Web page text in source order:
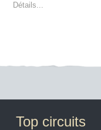
Détails...
Top circuits